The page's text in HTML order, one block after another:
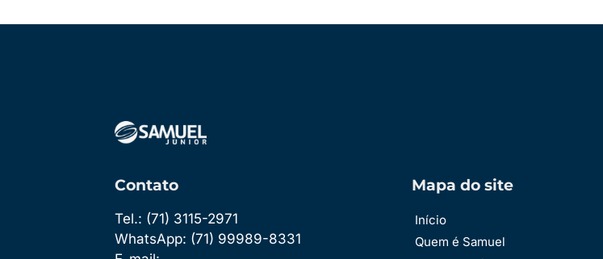
Contato
Tel.: (71) 3115-2971
WhatsApp: (71) 99989-8331
Mapa do site
Início
Quem é Samuel